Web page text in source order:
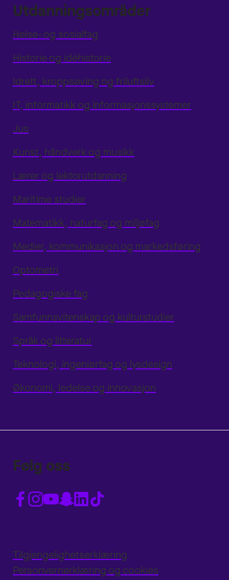
Utdanningsområder
Helse- og sosialfag
Historie og idéhistorie
Idrett, kroppsøving og friluftsliv
IT, informatikk og informasjonssystemer
Jus
Kunst, håndverk og musikk
Lærer og lektorutdanning
Maritime studier
Matematikk, naturfag og miljøfag
Medier, kommunikasjon og markedsføring
Optometri
Pedagogiske fag
Samfunnsvitenskap og kulturstudier
Språk og litteratur
Teknologi, ingeniørfag og lysdesign
Økonomi, ledelse og innovasjon
Følg oss
Tilgjengelighetserklæring
Personvernerklæring og cookies